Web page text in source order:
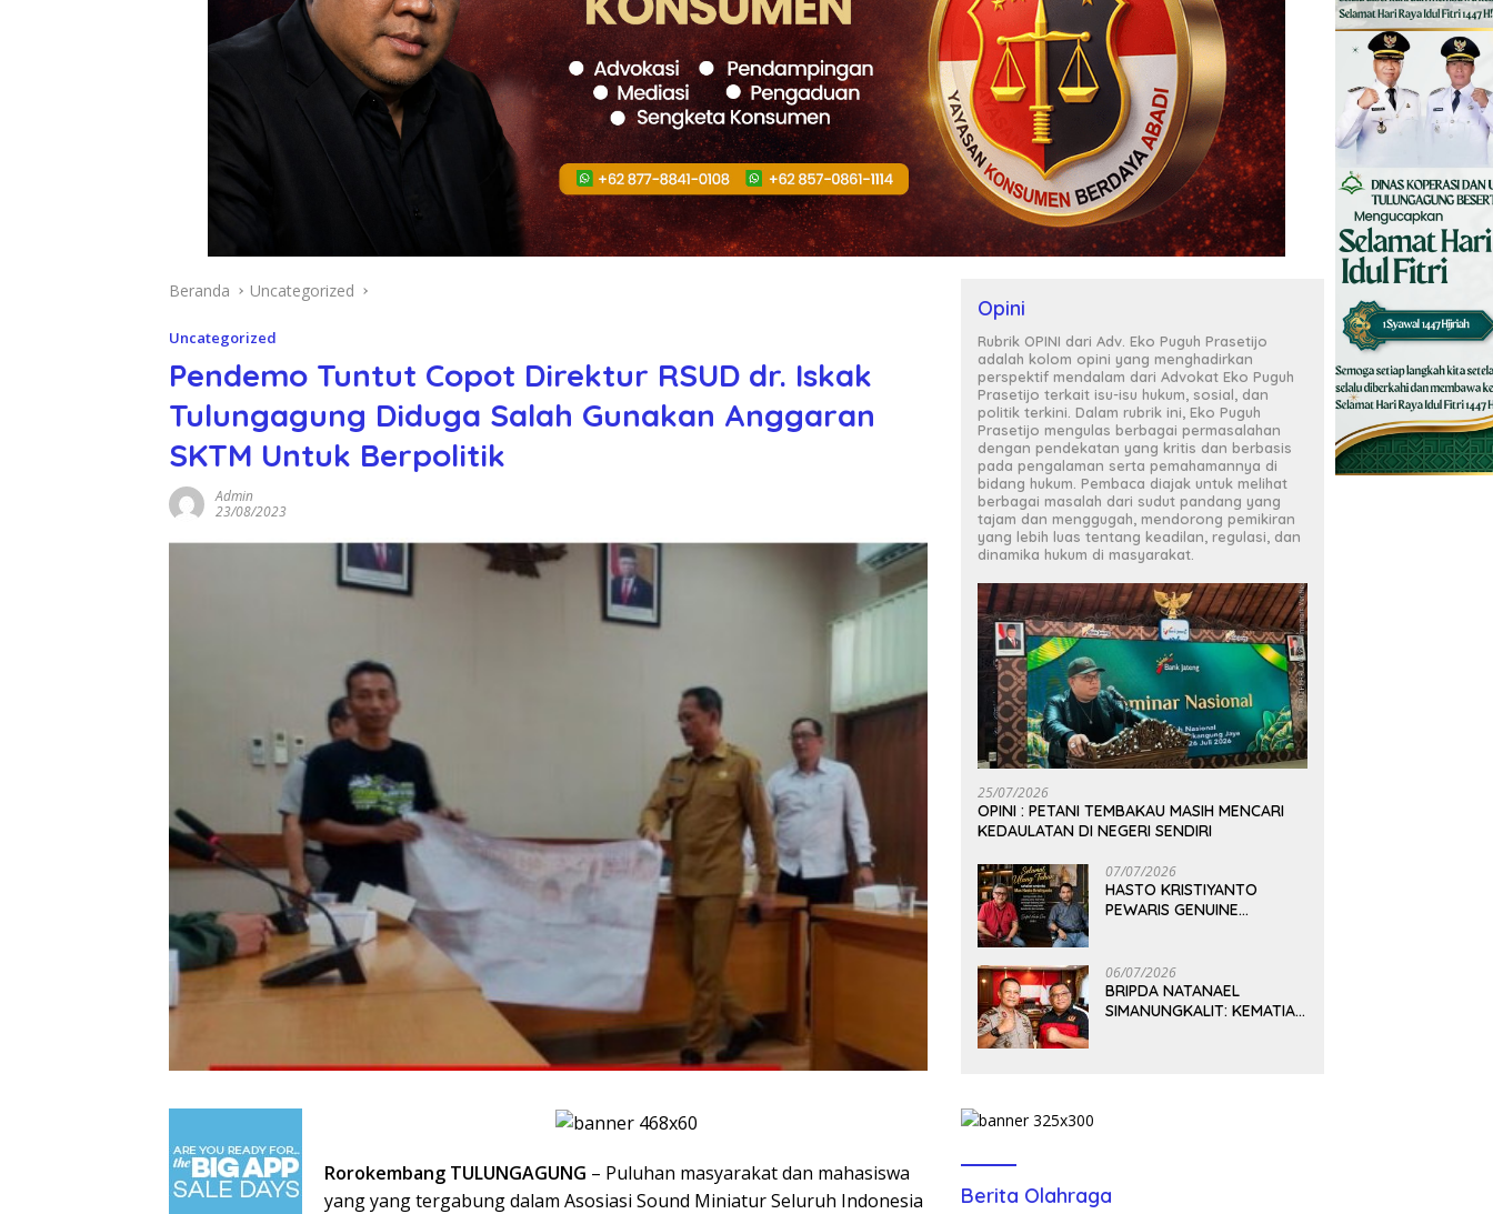
Beranda Uncategorized
Uncategorized
Pendemo Tuntut Copot Direktur RSUD dr. Iskak
Tulungagung Diduga Salah Gunakan Anggaran
SKTM Untuk Berpolitik
Admin
23/08/2023
Rorokembang TULUNGAGUNG – Puluhan masyarakat dan mahasiswa
yang yang tergabung dalam Asosiasi Sound Miniatur Seluruh Indonesia
Opini
Rubrik OPINI dari Adv. Eko Puguh Prasetijo
adalah kolom opini yang menghadirkan
perspektif mendalam dari Advokat Eko Puguh
Prasetijo terkait isu-isu hukum, sosial, dan
politik terkini. Dalam rubrik ini, Eko Puguh
Prasetijo mengulas berbagai permasalahan
dengan pendekatan yang kritis dan berbasis
pada pengalaman serta pemahamannya di
bidang hukum. Pembaca diajak untuk melihat
berbagai masalah dari sudut pandang yang
tajam dan menggugah, mendorong pemikiran
yang lebih luas tentang keadilan, regulasi, dan
dinamika hukum di masyarakat.
25/07/2026
OPINI : PETANI TEMBAKAU MASIH MENCARI
KEDAULATAN DI NEGERI SENDIRI
07/07/2026
HASTO KRISTIYANTO
PEWARIS GENUINE
06/07/2026
BRIPDA NATANAEL
SIMANUNGKALIT: KEMATIAN
Berita Olahraga